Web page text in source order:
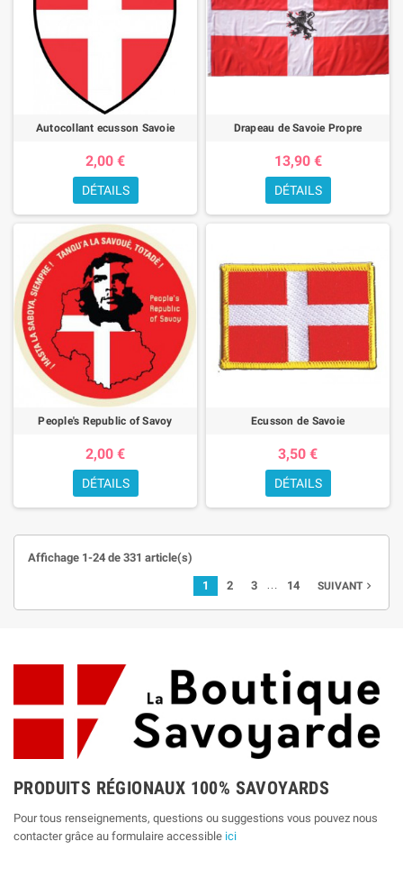
Autocollant ecusson Savoie
2,00 €
DÉTAILS
Drapeau de Savoie Propre
13,90 €
DÉTAILS
People's Republic of Savoy
2,00 €
DÉTAILS
Ecusson de Savoie
3,50 €
DÉTAILS
Affichage 1-24 de 331 article(s)
1 2 3 … 14 SUIVANT
PRODUITS RÉGIONAUX 100% SAVOYARDS
Pour tous renseignements, questions ou suggestions vous pouvez nous
contacter grâce au formulaire accessible ici